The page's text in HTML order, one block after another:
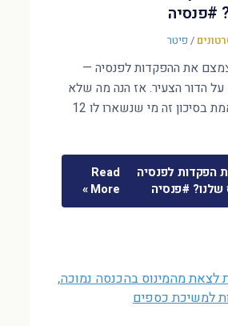
#פנסיה
/ פיטר
את ההפקדות לפנסיה —
על הדור הצעיר. אז הנה מה שלא
נאמר: מי שבאמת בסיכון זה מי שנשארו לו 12
הפקדות לפנסיה
שלנו? #פנסיה
Read
More »